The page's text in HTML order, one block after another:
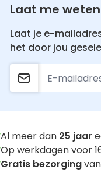
Laat me
Laat je e-
het door jou
Al meer dan 25 jaar
Op werkdagen voor
Gratis bezorging